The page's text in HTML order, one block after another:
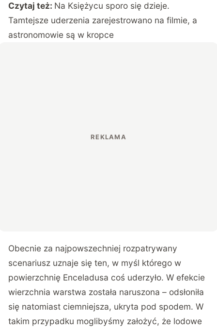
Czytaj też: Na Księżycu sporo się dzieje.
Tamtejsze uderzenia zarejestrowano na filmie, a
astronomowie są w kropce
Obecnie za najpowszechniej rozpatrywany
scenariusz uznaje się ten, w myśl którego w
powierzchnię Enceladusa coś uderzyło. W efekcie
wierzchnia warstwa została naruszona – odsłoniła
się natomiast ciemniejsza, ukryta pod spodem. W
takim przypadku moglibyśmy założyć, że lodowe